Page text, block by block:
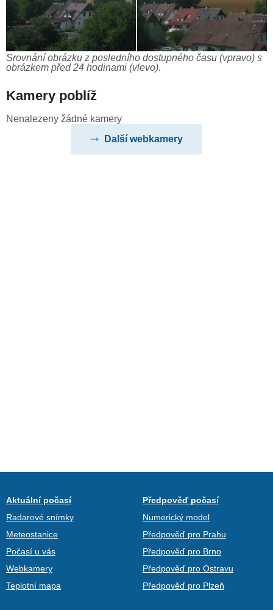
Srovnání obrázku z posledního dostupného času (vpravo) s
obrázkem před 24 hodinami (vlevo).
Kamery poblíž
Nenalezeny žádné kamery
Další webkamery
Aktuální počasí
Radarové snímky
Meteostanice
Počasí u vás
Webkamery
Teplotní mapa
Předpověď počasí
Numerický model
Předpověď pro Prahu
Předpověď pro Brno
Předpověď pro Ostravu
Předpověď pro Plzeň